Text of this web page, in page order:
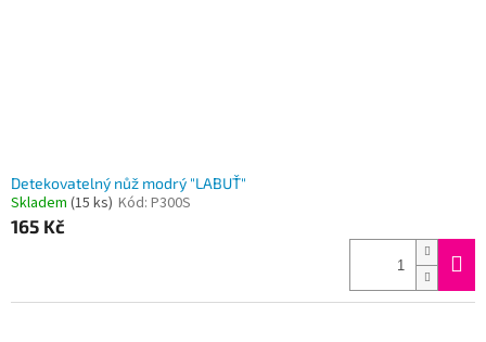
Detekovatelný nůž modrý "LABUŤ"
Skladem (15 ks) Kód: P300S
165 Kč